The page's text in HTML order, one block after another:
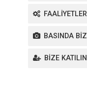
FAALİYETLER
Yurt İçi
Yurt Dışı
BASINDA BİZ
BİZE KATILIN